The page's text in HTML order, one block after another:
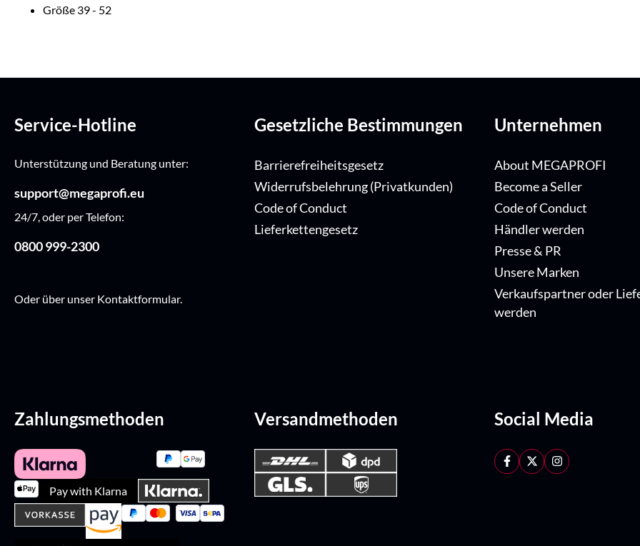
Größe 39 - 52
Service-Hotline
Unterstützung und Beratung unter:
support@megaprofi.eu
24/7, oder per Telefon:
0800 999-2300
Oder über unser Kontaktformular.
Gesetzliche Bestimmungen
Barrierefreiheitsgesetz
Widerrufsbelehrung (Privatkunden)
Code of Conduct
Lieferkettengesetz
Unternehmen
About MEGAPROFI
Become a Seller
Code of Conduct
Händler werden
Presse & PR
Unsere Marken
Verkaufspartner oder
werden
Zahlungsmethoden
Pay with Klarna
Versandmethoden Social Media